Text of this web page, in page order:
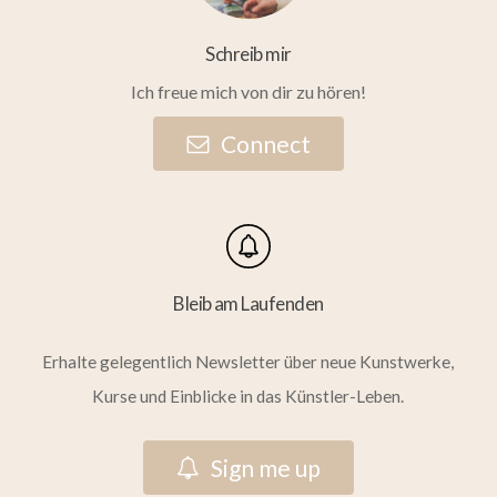
Schreib mir
Ich freue mich von dir zu hören!
Connect
Bleib am Laufenden
Erhalte gelegentlich Newsletter über neue Kunstwerke,
Kurse und Einblicke in das Künstler-Leben.
Sign me up